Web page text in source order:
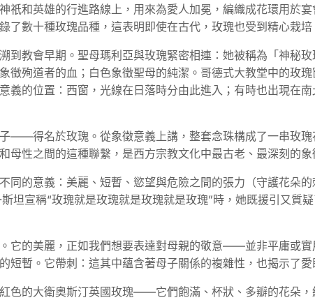
祇和英雄的行進路線上，用來為愛人加冕，編織成花環用
了數十種玫瑰品種，這表明即使在古代，玫瑰也受到精心栽培
到教會早期。聖母瑪利亞與玫瑰緊密相連：她被稱為「神
徵殉道者的血；白色象徵聖母的純潔。哥德式大教堂中的
義的位置：西窗，光線在日落時分由此進入；有時也出現在
得名於玫瑰。從象徵意義上講，整套念珠構成了一串玫
母性之間的這種聯繫，是西方宗教文化中最古老、最深刻的象
同的意義：美麗、短暫、慾望與危險之間的張力（守護花朵
坦宣稱“玫瑰就是玫瑰就是玫瑰就是玫瑰”時，她既援引又
它的美麗，正如我們想要表達對母親的敬意——並非平庸或
短暫。它帶刺：這其中蘊含著母子關係的複雜性，也揭示了
色的大衛奧斯汀英國玫瑰——它們飽滿、杯狀、多瓣的花朵